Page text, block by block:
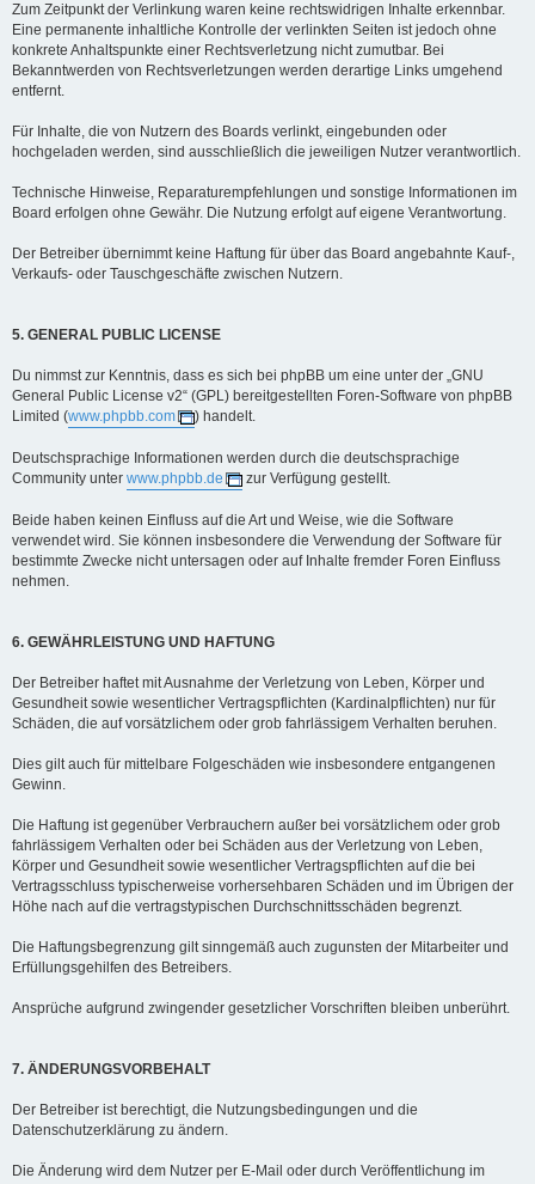
Zum Zeitpunkt der Verlinkung waren keine rechtswidrigen Inhalte erkennbar.
Eine permanente inhaltliche Kontrolle der verlinkten Seiten ist jedoch ohne
konkrete Anhaltspunkte einer Rechtsverletzung nicht zumutbar. Bei
Bekanntwerden von Rechtsverletzungen werden derartige Links umgehend
entfernt.
Für Inhalte, die von Nutzern des Boards verlinkt, eingebunden oder
hochgeladen werden, sind ausschließlich die jeweiligen Nutzer verantwortlich.
Technische Hinweise, Reparaturempfehlungen und sonstige Informationen im
Board erfolgen ohne Gewähr. Die Nutzung erfolgt auf eigene Verantwortung.
Der Betreiber übernimmt keine Haftung für über das Board angebahnte Kauf-,
Verkaufs- oder Tauschgeschäfte zwischen Nutzern.
5. GENERAL PUBLIC LICENSE
Du nimmst zur Kenntnis, dass es sich bei phpBB um eine unter der „GNU
General Public License v2“ (GPL) bereitgestellten Foren-Software von phpBB
Limited (www.phpbb.com ) handelt.
Deutschsprachige Informationen werden durch die deutschsprachige
Community unter www.phpbb.de zur Verfügung gestellt.
Beide haben keinen Einfluss auf die Art und Weise, wie die Software
verwendet wird. Sie können insbesondere die Verwendung der Software für
bestimmte Zwecke nicht untersagen oder auf Inhalte fremder Foren Einfluss
nehmen.
6. GEWÄHRLEISTUNG UND HAFTUNG
Der Betreiber haftet mit Ausnahme der Verletzung von Leben, Körper und
Gesundheit sowie wesentlicher Vertragspflichten (Kardinalpflichten) nur für
Schäden, die auf vorsätzlichem oder grob fahrlässigem Verhalten beruhen.
Dies gilt auch für mittelbare Folgeschäden wie insbesondere entgangenen
Gewinn.
Die Haftung ist gegenüber Verbrauchern außer bei vorsätzlichem oder grob
fahrlässigem Verhalten oder bei Schäden aus der Verletzung von Leben,
Körper und Gesundheit sowie wesentlicher Vertragspflichten auf die bei
Vertragsschluss typischerweise vorhersehbaren Schäden und im Übrigen der
Höhe nach auf die vertragstypischen Durchschnittsschäden begrenzt.
Die Haftungsbegrenzung gilt sinngemäß auch zugunsten der Mitarbeiter und
Erfüllungsgehilfen des Betreibers.
Ansprüche aufgrund zwingender gesetzlicher Vorschriften bleiben unberührt.
7. ÄNDERUNGSVORBEHALT
Der Betreiber ist berechtigt, die Nutzungsbedingungen und die
Datenschutzerklärung zu ändern.
Die Änderung wird dem Nutzer per E-Mail oder durch Veröffentlichung im